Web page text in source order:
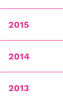
2015
2014
2013